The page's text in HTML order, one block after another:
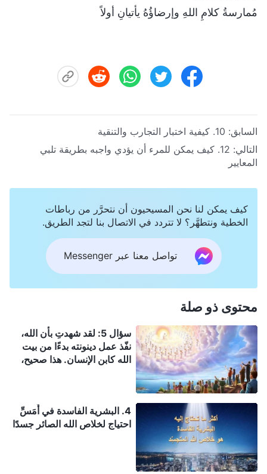
مُمارسةُ كلامِ اللهِ وإرضاؤُهُ يأتيانِ أولاً
السابق: 10. كيفية اختبار التجارب والتنقية
التالي:
12. كيف يمكن للمرء أن يؤدي واجبه بطريقة تلبي
المعايير
كيف يمكن لنا نحن المسيحيون أن نتحرَّر من رباطات
الخطية ونتطهَّر؟ لا تتردد في الاتصال بنا لتجد الطريق.
تواصل معنا عبر Messenger
محتوى ذو صلة
سؤال 5: لقد شهدتِ بأن الله،
نفّذ عمل دينونته بدءًا من بيت
الله كابن الإنسان. هذا صحيح،
تمامًا مثل الدينونة أمام العرش
العظيم الأبيض في سفر الرؤيا؟
4. البشرية الفاسدة في أَمَسِّ
احتياج لخلاص الله الصائر جسدًا